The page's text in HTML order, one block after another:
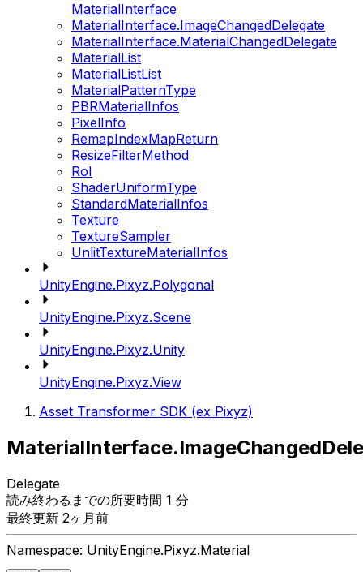
MaterialInterface
MaterialInterface.ImageChangedDelegate
MaterialInterface.MaterialChangedDelegate
MaterialList
MaterialListList
MaterialPatternType
PBRMaterialInfos
PixelInfo
RemapIndexMapReturn
ResizeFilterMethod
RoI
ShaderUniformType
StandardMaterialInfos
Texture
TextureSampler
UnlitTextureMaterialInfos
UnityEngine.Pixyz.Polygonal
UnityEngine.Pixyz.Scene
UnityEngine.Pixyz.Unity
UnityEngine.Pixyz.View
Asset Transformer SDK (ex Pixyz)
Delegate
読み終わるまでの所要時間 1 分
最終更新 2ヶ月前
Namespace: UnityEngine.Pixyz.Material